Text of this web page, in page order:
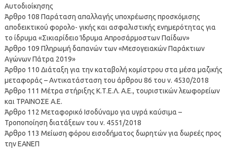
Αυτοδιοίκησης
Άρθρο 108 Παράταση απαλλαγής υποχρέωσης προσκόμισης
αποδεικτικού φορολο- γικής και ασφαλιστικής ενημερότητας για
το ίδρυμα «Σικιαρίδειο Ίδρυμα Απροσάρμοστων Παίδων»
Άρθρο 109 Πληρωμή δαπανών των «Μεσογειακών Παράκτιων
Αγώνων Πάτρα 2019»
Άρθρο 110 Διάταξη για την καταβολή κομίστρου στα μέσα μαζικής
μεταφοράς – Αντικατάσταση του άρθρου 86 του ν. 4530/2018
Άρθρο 111 Μέτρα στήριξης Κ.Τ.Ε.Λ. Α.Ε., τουριστικών λεωφορείων
και ΤΡΑΙΝΟΣΕ Α.Ε.
Άρθρο 112 Μεταφορικό Ισοδύναμο για υγρά καύσιμα –
Τροποποίηση διατάξεων του ν. 4551/2018
Άρθρο 113 Μείωση φόρου εισοδήματος δωρητών για δωρεές προς
την ΕΑΝΕΠ